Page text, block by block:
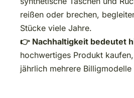
reißen oder brechen,
Stücke viele Jahre.
👉 Nachhaltigkeit bedeutet
hochwertiges Produkt
jährlich mehrere Billigmodelle